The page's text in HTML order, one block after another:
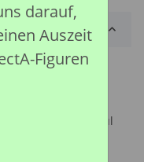
weichen Gaumen,
aufblasen und so
Gaumen wird oft
aus dem Maul
der
darauf,
Auszeit
Figuren